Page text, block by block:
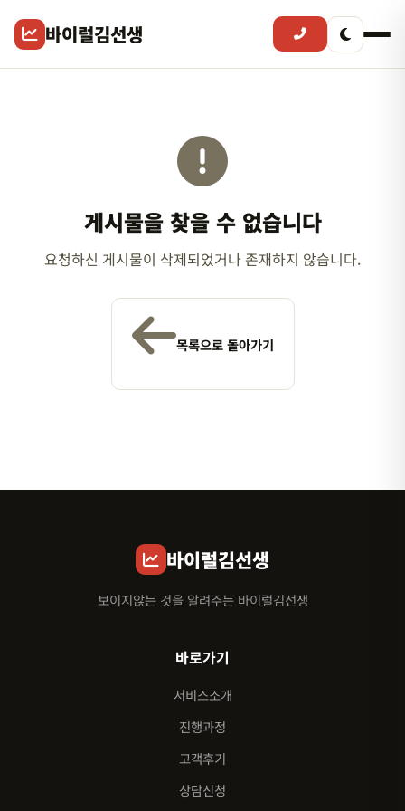
바이럴김선생
게시물을 찾을 수 없습니다
요청하신 게시물이 삭제되었거나 존재하지 않습니다.
목록으로 돌아가기
바이럴김선생
보이지않는 것을 알려주는 바이럴김선생
바로가기
서비스소개
진행과정
고객후기
상담신청